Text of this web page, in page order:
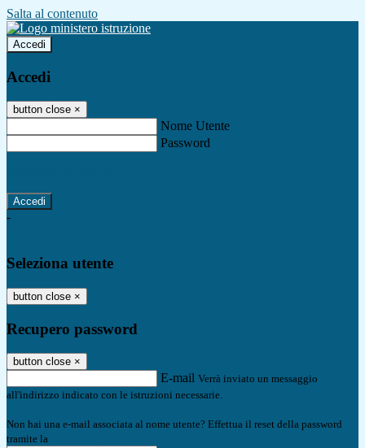
Salta al contenuto
Accedi
Accedi
button close ×
Nome Utente
Password
-
Seleziona utente
button close ×
Recupero password
button close ×
E-mail Verrà inviato un messaggio
all'indirizzo indicato con le istruzioni necessarie.
Non hai una e-mail associata al nome utente? Effettua il reset della password
tramite la